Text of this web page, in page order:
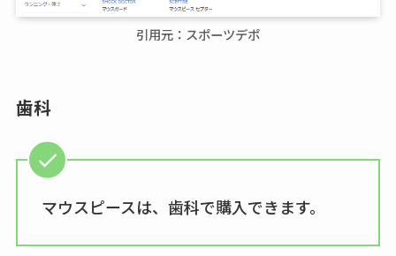
引用元：スポーツデポ
歯科
マウスピースは、歯科で購入できます。